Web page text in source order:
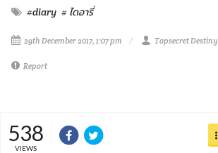
#diary # ไดอารี่
29th December 2017, 1:07 pm Topsecret Destiny
Report
538
VIEWS